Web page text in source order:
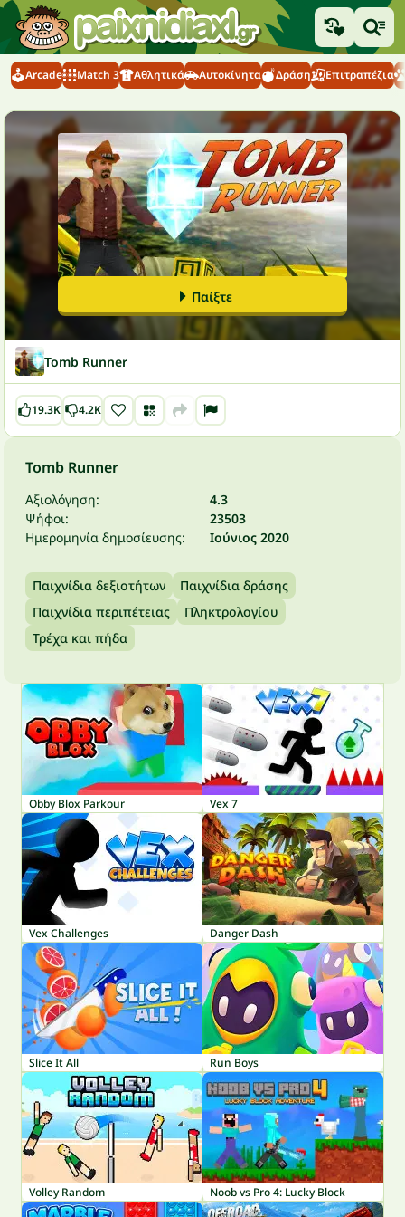
Arcade Match 3 Αθλητικά Αυτοκίνητα Δράση Επιτραπέζια
Παίξτε
Tomb Runner
19.3K 4.2K
Tomb Runner
Αξιολόγηση:
4.3
Ψήφοι:
23503
Ημερομηνία δημοσίευσης:
Ιούνιος 2020
Παιχνίδια δεξιοτήτων
Παιχνίδια δράσης
Παιχνίδια περιπέτειας
Πληκτρολογίου
Τρέχα και πήδα
Obby Blox Parkour Vex 7
Vex Challenges Danger Dash
Slice It All Run Boys
Volley Random Noob vs Pro 4: Lucky Block